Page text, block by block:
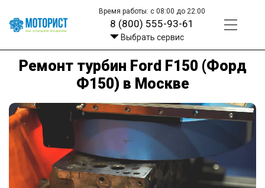
Время работы: с 08:00 до 22:00
8 (800) 555-93-61
Выбрать сервис
Ремонт турбин Ford F150 (Форд
Ф150) в Москве